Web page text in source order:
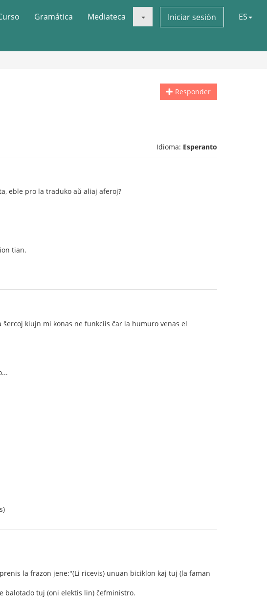
Gramática Mediateca Iniciar sesión ES
Responder
Idioma: Esperanto
eble pro la traduko aŭ aliaj aferoj?
tian.
kiujn mi konas ne funkciis ĉar la humuro venas el
la frazon jene:"(Li ricevis) unuan biciklon kaj tuj (la faman
balotado tuj (oni elektis lin) ĉefministro.